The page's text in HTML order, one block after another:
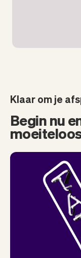
Klaar om je
Begin nu